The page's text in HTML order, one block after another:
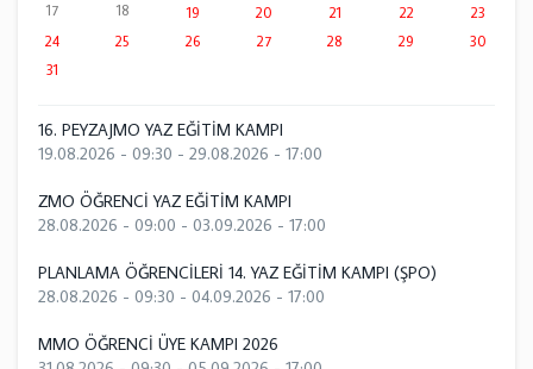
17
18 19 20 21 22
23
24
25 26 27 28 29
30
31
16. PEYZAJMO YAZ EĞİTİM KAMPI
19.08.2026 - 09:30 - 29.08.2026 - 17:00
ZMO ÖĞRENCİ YAZ EĞİTİM KAMPI
28.08.2026 - 09:00 - 03.09.2026 - 17:00
PLANLAMA ÖĞRENCİLERİ 14. YAZ EĞİTİM KAMPI (ŞPO)
28.08.2026 - 09:30 - 04.09.2026 - 17:00
MMO ÖĞRENCİ ÜYE KAMPI 2026